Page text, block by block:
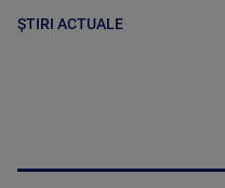
ȘTIRI ACTUALE